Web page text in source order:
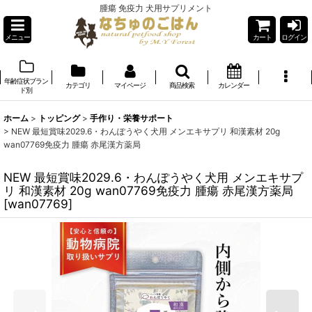
腫瘍 免疫力 犬用サプリメント
メニュー カート ログイン
年齢症状ブラン
ド別
カテゴリ マイページ 商品検索 カレンダー
ホーム > トッピング > 手作り・栄養サポート
> NEW 最短賞味2029.6・わんぽうやく犬用 メンエキサプリ 和漢素材 20g
wan07769免疫力 腫瘍 赤尾漢方薬局
NEW 最短賞味2029.6・わんぽうやく犬用 メンエキサプ
リ 和漢素材 20g wan07769免疫力 腫瘍 赤尾漢方薬局
[wan07769]